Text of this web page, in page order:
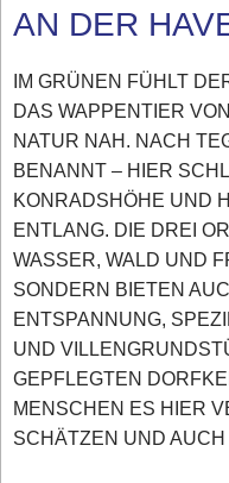
AN DER
IM GRÜNEN FÜHLT
DAS WAPPENTIER
NATUR NAH. NACH
BENANNT – HIER
KONRADSHÖHE UND
ENTLANG. DIE DREI
WASSER, WALD UND
SONDERN BIETEN
ENTSPANNUNG,
UND
GEPFLEGTEN
MENSCHEN ES HIER
SCHÄTZEN UND